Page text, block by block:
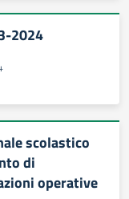
2024
scolastico
di
operative